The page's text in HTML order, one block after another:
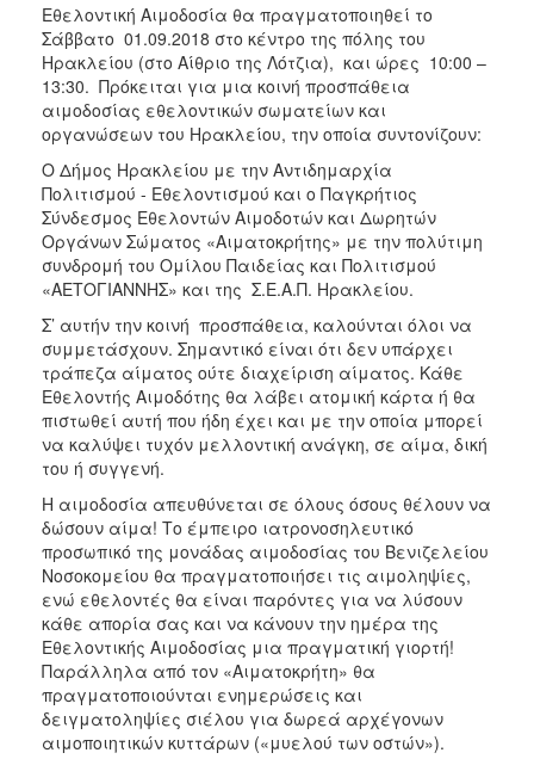
Εθελοντική Αιμοδοσία θα πραγματοποιηθεί το
Σάββατο 01.09.2018 στο κέντρο της πόλης του
Ηρακλείου (στο Αίθριο της Λότζια), και ώρες 10:00 –
13:30. Πρόκειται για μια κοινή προσπάθεια
αιμοδοσίας εθελοντικών σωματείων και
οργανώσεων του Ηρακλείου, την οποία συντονίζουν:
O Δήμος Ηρακλείου με την Αντιδημαρχία
Πολιτισμού - Εθελοντισμού και ο Παγκρήτιος
Σύνδεσμος Εθελοντών Αιμοδοτών και Δωρητών
Οργάνων Σώματος «Αιματοκρήτης» με την πολύτιμη
συνδρομή του Ομίλου Παιδείας και Πολιτισμού
«ΑΕΤΟΓΙΑΝΝΗΣ» και της Σ.Ε.Α.Π. Ηρακλείου.
Σ’ αυτήν την κοινή προσπάθεια, καλούνται όλοι να
συμμετάσχουν. Σημαντικό είναι ότι δεν υπάρχει
τράπεζα αίματος ούτε διαχείριση αίματος. Κάθε
Εθελοντής Αιμοδότης θα λάβει ατομική κάρτα ή θα
πιστωθεί αυτή που ήδη έχει και με την οποία μπορεί
να καλύψει τυχόν μελλοντική ανάγκη, σε αίμα, δική
του ή συγγενή.
Η αιμοδοσία απευθύνεται σε όλους όσους θέλουν να
δώσουν αίμα! Το έμπειρο ιατρονοσηλευτικό
προσωπικό της μονάδας αιμοδοσίας του Βενιζελείου
Νοσοκομείου θα πραγματοποιήσει τις αιμοληψίες,
ενώ εθελοντές θα είναι παρόντες για να λύσουν
κάθε απορία σας και να κάνουν την ημέρα της
Εθελοντικής Αιμοδοσίας μια πραγματική γιορτή!
Παράλληλα από τον «Αιματοκρήτη» θα
πραγματοποιούνται ενημερώσεις και
δειγματοληψίες σιέλου για δωρεά αρχέγονων
αιμοποιητικών κυττάρων («μυελού των οστών»).